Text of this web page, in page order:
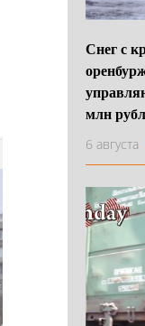
Снег с
млн
6 августа